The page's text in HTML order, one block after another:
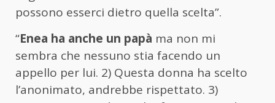
possono esserci dietro quella scelta”.
“Enea ha anche un papà ma non mi
sembra che nessuno stia facendo un
appello per lui. 2) Questa donna ha scelto
l’anonimato, andrebbe rispettato. 3)